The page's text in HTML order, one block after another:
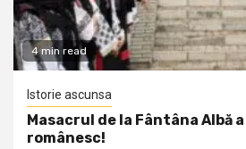
4 min read
Istorie ascunsa
Masacrul de la Fântâna Albă
românesc!